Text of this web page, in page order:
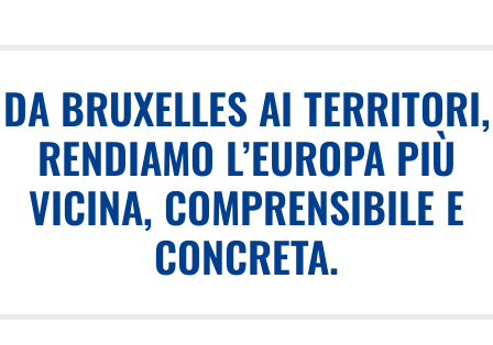
DA BRUXELLES AI TERRITORI,
RENDIAMO L’EUROPA PIÙ
VICINA, COMPRENSIBILE E
CONCRETA.